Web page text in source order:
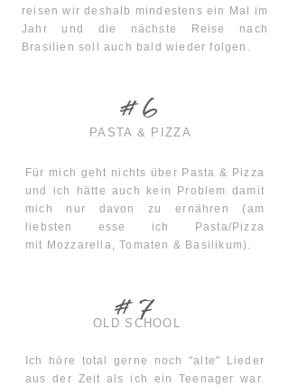
reisen wir deshalb mindestens ein Mal im
Jahr und die nächste Reise nach
Brasilien soll auch bald wieder folgen.
#6
PASTA & PIZZA
Für mich geht nichts über Pasta & Pizza
und ich hätte auch kein Problem damit
mich nur davon zu ernähren (am
liebsten esse ich Pasta/Pizza
mit Mozzarella, Tomaten & Basilikum).
#7
OLD SCHOOL
Ich höre total gerne noch "alte" Lieder
aus der Zeit als ich ein Teenager war.